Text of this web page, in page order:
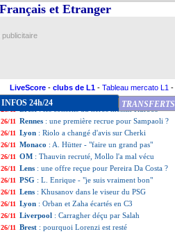
et Etranger
LiveScore - clubs de L1 - Tableau mercato L1 -
INFOS 24h/24 TRANSFERTS
26/11 LdC (U19): le PSG surclasse le Bayern !
26/11 Lyon: Diawara pisté par Villarreal
26/11 OM: Dugarry défend Rabiot sur le PSG
26/11 Arsenal : Nwaneri bientôt blindé ?
26/11 OM: Maupay explique son côté chambreur
: les conseils du héros messin Kurbos
26/11 Rennes : une première recrue pour Sampaoli ?
26/11 Lyon : Riolo a changé d'avis sur Cherki
26/11 Monaco : A. Hütter - "faire un grand pas"
26/11 OM : Thauvin recruté, Mollo l'a mal vécu
26/11 Lens : une offre reçue pour Pereira Da Costa ?
26/11 PSG : L. Enrique - "je suis vraiment bon"
26/11 Lens : Khusanov dans le viseur du PSG
26/11 Lyon : Orban et Zaha écartés en C3
26/11 Liverpool : Carragher déçu par Salah
26/11 Brest : pourquoi Lorenzi est resté